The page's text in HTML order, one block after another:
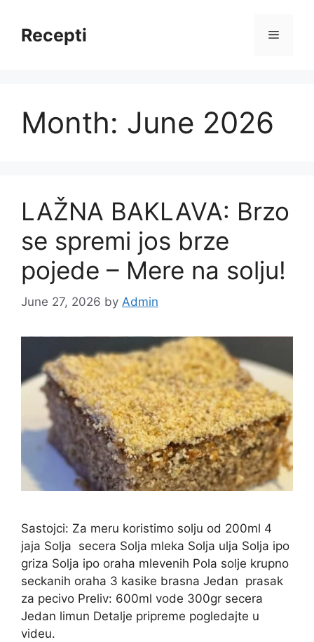
contentRecepti Menu
Month: June 2026
LAŽNA BAKLAVA: Brzo
se spremi jos brze
pojede – Mere na solju!
June 27, 2026 by Admin
Sastojci: Za meru koristimo solju od 200ml 4
jaja Solja secera Solja mleka Solja ulja Solja ipo
griza Solja ipo oraha mlevenih Pola solje krupno
seckanih oraha 3 kasike brasna Jedan prasak
za pecivo Preliv: 600ml vode 300gr secera
Jedan limun Detalje pripreme pogledajte u
videu.